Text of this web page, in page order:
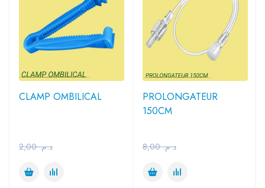
CLAMP OMBILICAL
د.م.2,00
PROLONGATEUR
150CM
د.م.8,00